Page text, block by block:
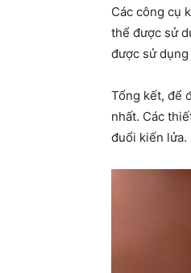
Các công cụ
thể được sử
được sử
Tổng kết, để
nhất. Các
đuổi kiến lửa.